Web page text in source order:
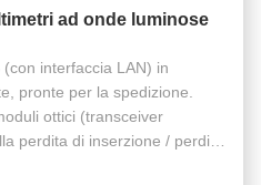
ad onde luminose
interfaccia LAN) in
pronte per la spedizione.
ottici (transceiver
perdita di inserzione / perdita